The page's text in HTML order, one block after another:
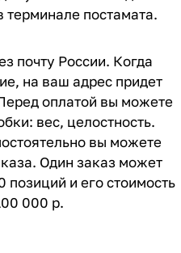
терминале постамата.
почту России. Когда
на ваш адрес придет
оплатой вы можете
вес, целостность.
вы можете
Один заказ может
и его стоимость
000 р.